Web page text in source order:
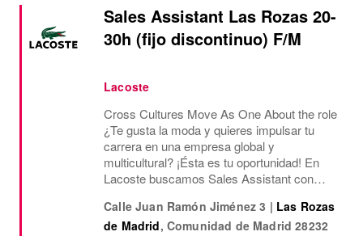
Sales Assistant Las Rozas 20-
30h (fijo discontinuo) F/M
Lacoste
Cross Cultures Move As One About the role
¿Te gusta la moda y quieres impulsar tu
carrera en una empresa global y
multicultural? ¡Ésta es tu oportunidad! En
Lacoste buscamos Sales Assistant con
tienda Outlet de Las Rozas Village.¿Qué
ofrecemos? Jornada...
Calle Juan Ramón Jiménez 3 | Las Rozas
de Madrid, Comunidad de Madrid 28232